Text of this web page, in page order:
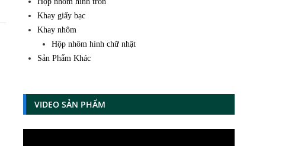
Khay giấy bạc
Khay nhôm
Hộp nhôm hình chữ nhật
Sản Phẩm Khác
VIDEO SẢN PHẨM